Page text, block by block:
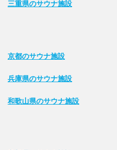
三重県のサウナ施設
京都のサウナ施設
兵庫県のサウナ施設
和歌山県のサウナ施設